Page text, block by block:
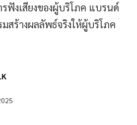
ฟังเสียงของผู้บริโภค แบรนด์
สร้างผลลัพธ์จริงให้ผู้บริโภค